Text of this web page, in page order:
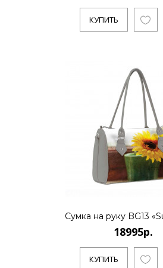
18995р.
КУПИТЬ
18995р.
КУПИТЬ
Сумка на руку BG13
18995р.
КУПИТЬ